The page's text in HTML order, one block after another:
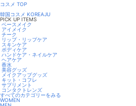
コスメ TOP
韓国コスメ KOREAJU
PICK UP ITEMS
ベースメイク
アイメイク
チーク
リップ・リップケア
スキンケア
ボディケア
ハンドケア・ネイルケア
ヘアケア
香水
美容グッズ
メイクアップグッズ
キット・コフレ
サプリメント
コンタクトレンズ
すべてのカテゴリーをみる
WOMEN